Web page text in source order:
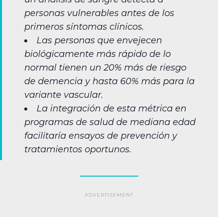
personas vulnerables antes de los
primeros síntomas clínicos.
Las personas que envejecen
biológicamente más rápido de lo
normal tienen un 20% más de riesgo
de demencia y hasta 60% más para la
variante vascular.
La integración de esta métrica en
programas de salud de mediana edad
facilitaría ensayos de prevención y
tratamientos oportunos.